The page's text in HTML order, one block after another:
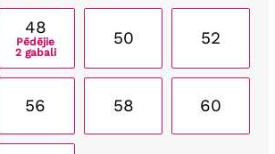
48
Pēdējie
2 gabali
50 52
56 58 60